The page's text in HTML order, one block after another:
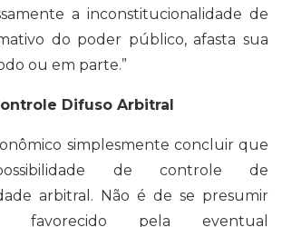
a inconstitucionalidade de
do poder público, afasta sua
ou em parte.”
Difuso Arbitral
simplesmente concluir que
de controle de
arbitral. Não é de se presumir
favorecido pela eventual